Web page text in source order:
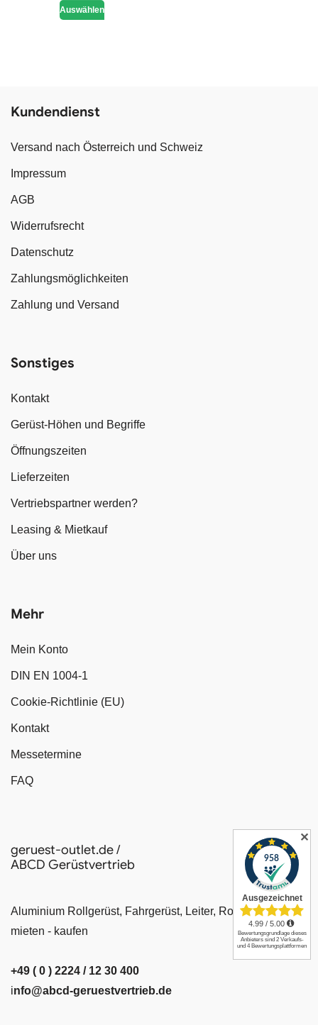
Auswählen
Kundendienst
Versand nach Österreich und Schweiz
Impressum
AGB
Widerrufsrecht
Datenschutz
Zahlungsmöglichkeiten
Zahlung und Versand
Sonstiges
Kontakt
Gerüst-Höhen und Begriffe
Öffnungszeiten
Lieferzeiten
Vertriebspartner werden?
Leasing & Mietkauf
Über uns
Mehr
Mein Konto
DIN EN 1004-1
Cookie-Richtlinie (EU)
Kontakt
Messetermine
FAQ
geruest-outlet.de /
ABCD Gerüstvertrieb
Aluminium Rollgerüst, Fahrgerüst, Leiter, Rollrüstung
mieten - kaufen
+49 ( 0 ) 2224 / 12 30 400
info@abcd-geruestvertrieb.de
✕